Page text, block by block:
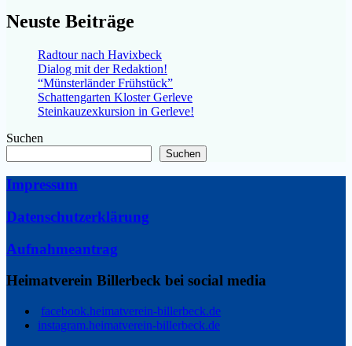
Neuste Beiträge
Radtour nach Havixbeck
Dialog mit der Redaktion!
“Münsterländer Frühstück”
Schattengarten Kloster Gerleve
Steinkauzexkursion in Gerleve!
Suchen
Suchen
Impressum
Datenschutzerklärung
Aufnahmeantrag
Heimatverein Billerbeck bei social media
facebook.heimatverein-billerbeck.de
instagram.heimatverein-billerbeck.de